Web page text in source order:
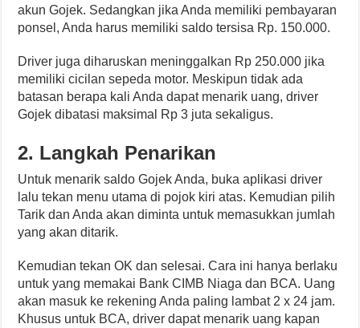
akun Gojek. Sedangkan jika Anda memiliki pembayaran
ponsel, Anda harus memiliki saldo tersisa Rp. 150.000.
Driver juga diharuskan meninggalkan Rp 250.000 jika
memiliki cicilan sepeda motor. Meskipun tidak ada
batasan berapa kali Anda dapat menarik uang, driver
Gojek dibatasi maksimal Rp 3 juta sekaligus.
2. Langkah Penarikan
Untuk menarik saldo Gojek Anda, buka aplikasi driver
lalu tekan menu utama di pojok kiri atas. Kemudian pilih
Tarik dan Anda akan diminta untuk memasukkan jumlah
yang akan ditarik.
Kemudian tekan OK dan selesai. Cara ini hanya berlaku
untuk yang memakai Bank CIMB Niaga dan BCA. Uang
akan masuk ke rekening Anda paling lambat 2 x 24 jam.
Khusus untuk BCA, driver dapat menarik uang kapan